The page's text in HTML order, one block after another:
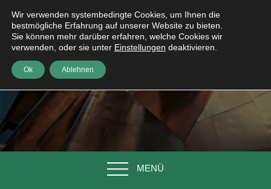
MENÜ
Wir verwenden systembedingte Cookies, um Ihnen die
bestmögliche Erfahrung auf unserer Website zu bieten.
Sie können mehr darüber erfahren, welche Cookies wir
verwenden, oder sie unter Einstellungen deaktivieren.
Ok Ablehnen